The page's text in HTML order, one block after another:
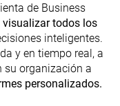
de Business
visualizar todos los
inteligentes.
y en tiempo real, a
su organización a
personalizados.